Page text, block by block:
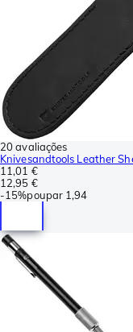
20 avaliações
Knivesandtools Leather
11,01 €
12,95 €
-15%poupar 1,94